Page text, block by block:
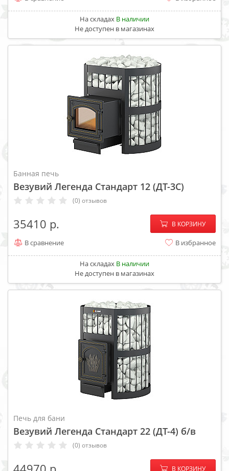
На складах В наличии
Не доступен в магазинах
Банная печь
Везувий Легенда Стандарт 12 (ДТ-3С)
(0) отзывов
35410 − +
В КОРЗИНУ
В сравнение В избранное
На складах В наличии
Не доступен в магазинах
Печь для бани
Везувий Легенда Стандарт 22 (ДТ-4) б/в
(0) отзывов
В КОРЗИНУ